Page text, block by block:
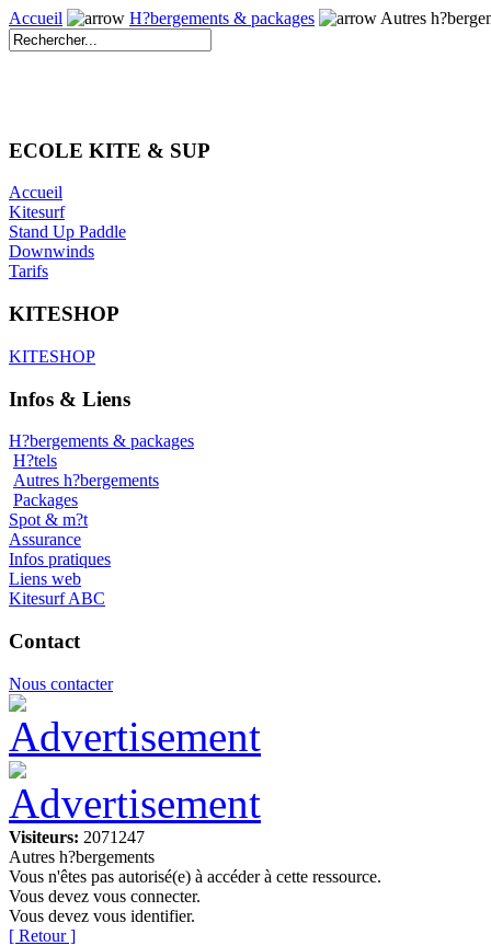
Accueil H?bergements & packages Autres
ECOLE KITE & SUP
Accueil
Kitesurf
Stand Up Paddle
Downwinds
Tarifs
KITESHOP
KITESHOP
Infos & Liens
H?bergements & packages
H?tels
Autres h?bergements
Packages
Spot & m?t
Assurance
Infos pratiques
Liens web
Kitesurf ABC
Contact
Nous contacter
Visiteurs: 2071247
Autres h?bergements
Vous n'êtes pas autorisé(e) à accéder à cette ressource.
Vous devez vous connecter.
Vous devez vous identifier.
[ Retour ]